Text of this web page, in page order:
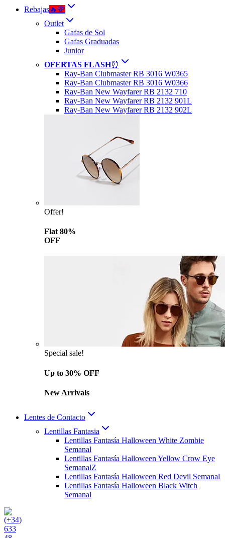
Rebajas🔥💸
Outlet
Gafas de Sol
Gafas Graduadas
Junior
OFERTAS FLASH⏰
Ray-Ban Clubmaster RB 3016 W0365
Ray-Ban Clubmaster RB 3016 W0366
Ray-Ban New Wayfarer RB 2132 710
Ray-Ban New Wayfarer RB 2132 901L
Ray-Ban New Wayfarer RB 2132 902L
Offer!
Flat 80%
OFF
Special sale!
Up to 30% OFF
New Arrivals
Lentes de Contacto
Lentillas Fantasia
Lentillas Fantasía Halloween White Zombie
Semanal
Lentillas Fantasía Halloween Yellow Crow Eye
SemanalZ
Lentillas Fantasía Halloween Red Devil Semanal
Lentillas Fantasía Halloween Black Witch
Semanal